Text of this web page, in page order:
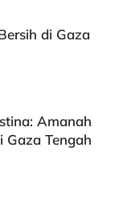
di Gaza
Amanah
Gaza Tengah